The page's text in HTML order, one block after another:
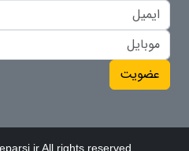
عضویت
All rights reserved.